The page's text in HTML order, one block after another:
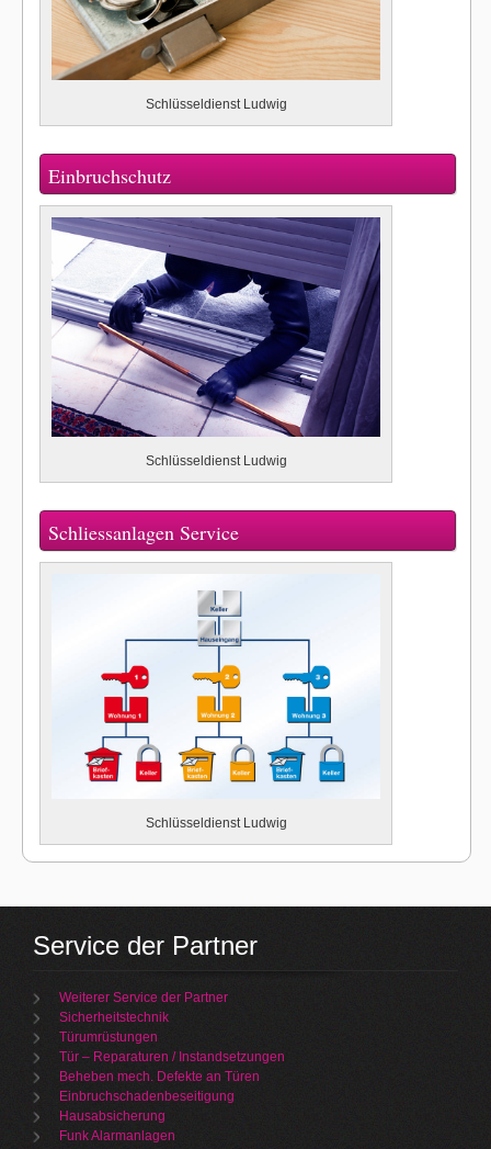
Schlüsseldienst Ludwig
Einbruchschutz
Schlüsseldienst Ludwig
Schliessanlagen Service
Schlüsseldienst Ludwig
Service der Partner
Weiterer Service der Partner
Sicherheitstechnik
Türumrüstungen
Tür – Reparaturen / Instandsetzungen
Beheben mech. Defekte an Türen
Einbruchschadenbeseitigung
Hausabsicherung
Funk Alarmanlagen